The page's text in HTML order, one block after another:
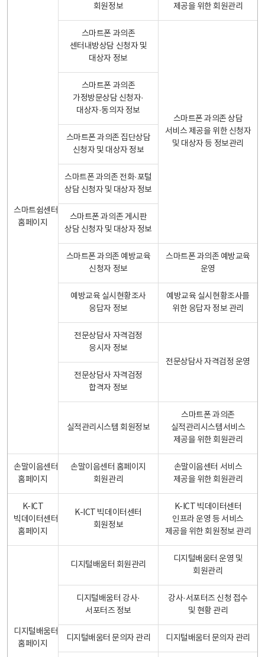
스마트쉼센터
홈페이지
회원정보
제공을 위한 회원관리
스마트폰 과의존
센터내방상담 신청자 및
대상자 정보
스마트폰 과의존 상담
서비스 제공을 위한 신청자
및 대상자 등 정보관리
스마트폰 과의존
가정방문상담 신청자·
대상자·동의자 정보
스마트폰 과의존 집단상담
신청자 및 대상자 정보
스마트폰 과의존 전화·포털
상담 신청자 및 대상자 정보
스마트폰 과의존 게시판
상담 신청자 및 대상자 정보
스마트폰 과의존 예방교육
신청자 정보
스마트폰 과의존 예방교육
운영
예방교육 실시현황조사
응답자 정보
예방교육 실시현황조사를
위한 응답자 정보 관리
전문상담사 자격검정
응시자 정보
전문상담사 자격검정 운영
전문상담사 자격검정
합격자 정보
실적관리시스템 회원정보
스마트폰 과의존
실적관리시스템서비스
제공을 위한 회원관리
손말이음센터
홈페이지
손말이음센터 홈페이지
회원관리
손말이음센터 서비스
제공을 위한 회원관리
K-ICT
빅데이터센터
홈페이지
K-ICT 빅데이터센터
회원정보
K-ICT 빅데이터센터
인프라 운영 등 서비스
제공을 위한 회원정보 관리
디지털배움터
홈페이지
디지털배움터 회원관리
디지털배움터 운영 및
회원관리
디지털배움터 강사·
서포터즈 정보
강사·서포터즈 신청 접수
및 현황 관리
디지털배움터 문의자 관리 디지털배움터 문의자 관리